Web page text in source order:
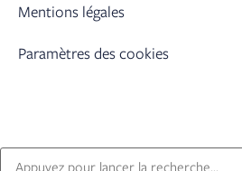
Mentions légales
Paramètres des cookies